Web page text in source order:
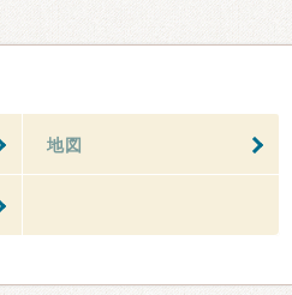
地図